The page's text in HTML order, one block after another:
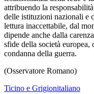
attribuendo la
delle istituzioni nazionali e
lettura inaccettabile, dal
dipende anche dalla
sfide della società europea,
condanna della guerra.
(Osservatore Romano)
Ticino e Grigionitaliano